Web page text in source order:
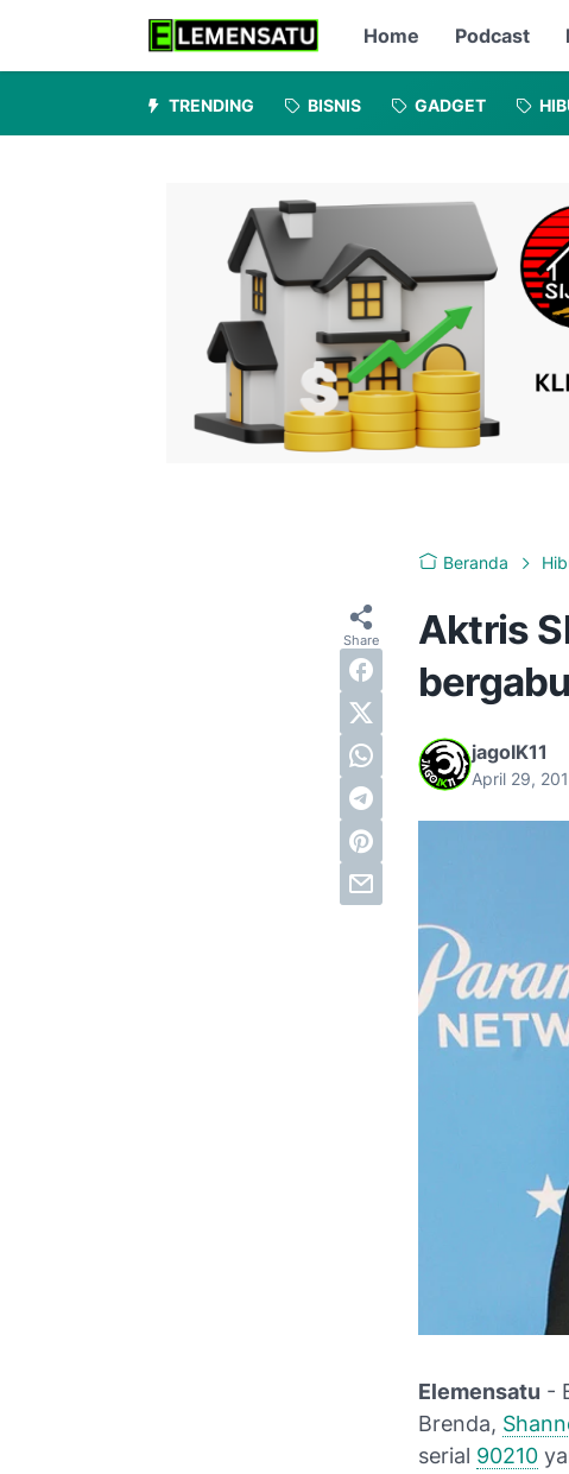
Home Podcast
TRENDING BISNIS GADGET
Beranda
Aktris
jagoIK11
April 29,
Elemensatu -
Brenda,
serial 90210